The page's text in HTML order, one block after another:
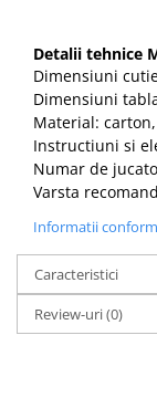
Detalii tehnice
Dimensiuni
Dimensiuni
Material:
Instructiuni si
Numar de
Varsta
Informatii
Caracteristici
Review-uri(0)